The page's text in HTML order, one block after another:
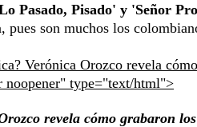
Pasado, Pisado' y 'Señor
pues son muchos los
Verónica Orozco revela
type="text/html">
revela cómo grabaron